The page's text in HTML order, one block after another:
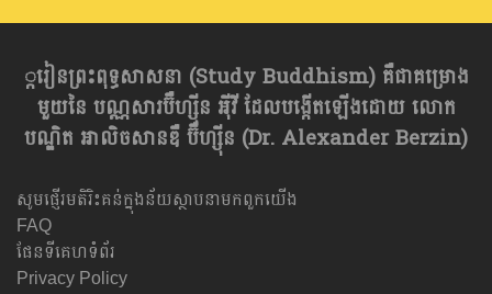
្ករៀនព្រះពុទ្ធសាសនា​ (Study Buddhism) គឺជាគម្រោង
មួយនៃ បណ្ណសារប៊ឺហ្សុីន អុីវី ដែលបង្កើតឡើងដោយ លោក
បណ្ឌិត អាលិចសានឌឺ ប៊ឺហ្សុីន (Dr. Alexander Berzin)
សូមផ្ញើរមតិរិះគន់ក្នុងន័យស្ថាបនាមកពួកយើង
FAQ
ផែនទីគេហទំព័រ
Privacy Policy